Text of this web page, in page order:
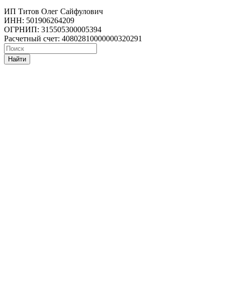
ИП Титов Олег Сайфулович
ИНН: 501906264209
ОГРНИП: 315505300005394
Расчетный счет: 40802810000000320291
Найти